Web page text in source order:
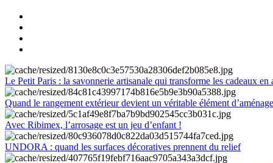
Le Petit Paris : la savonnerie artisanale qui transforme les cadeaux en
Quand le rangement extérieur devient un véritable élément
Avec Ribimex, l’arrosage est un jeu d’enfant !
UNDORA : quand les surfaces décoratives prennent du relief